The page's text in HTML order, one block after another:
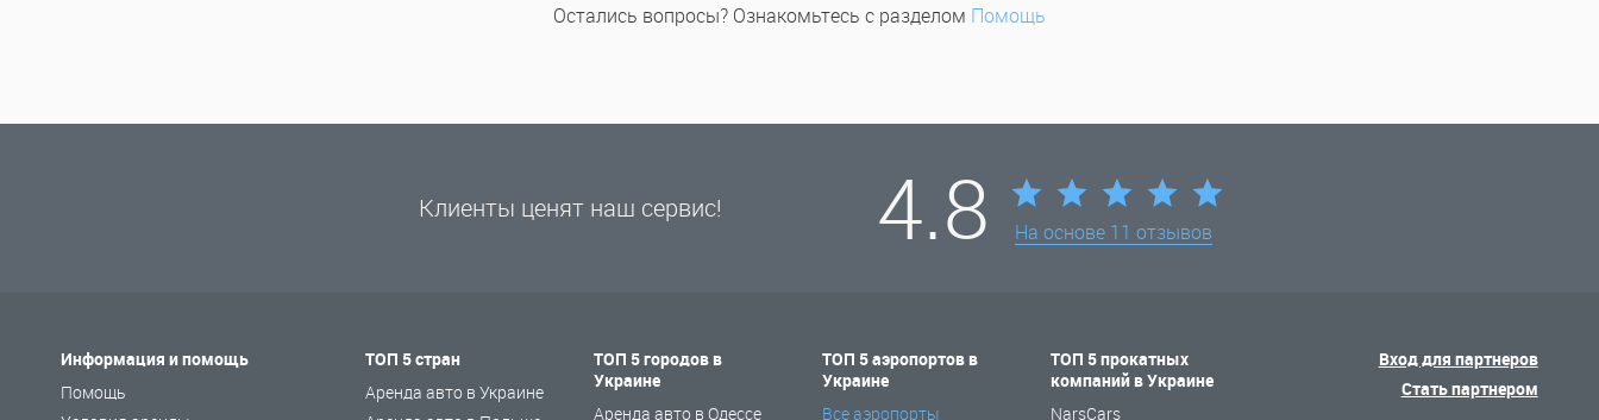
Остались вопросы? Ознакомьтесь с разделом Помощь
Клиенты ценят наш сервис! 4.8 На основе 11 отзывов
Информация и помощь
Помощь
ТОП 5 стран
Аренда авто в Украине
ТОП 5 городов в
Украине
Аренда авто в Одессе
ТОП 5 аэропортов в
Украине
Все аэропорты
ТОП 5 прокатных
компаний в Украине
NarsCars
Вход для партнеров
Стать партнером